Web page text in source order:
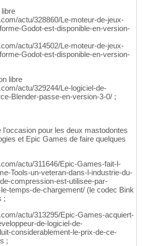
actu/328860/Le-moteur-de-jeux-
Godot-est-disponible-en-version-
actu/314502/Le-moteur-de-jeux-
Godot-est-disponible-en-version-
libre
actu/329244/Le-logiciel-de-
Blender-passe-en-version-3-0/ ;
l'occasion pour les deux mastodontes
et Epic Games de faire quelques
actu/311646/Epic-Games-fait-l-
Tools-un-veteran-dans-l-industrie-du-
compression-est-utilisee-par-
temps-de-chargement/ (le codec Bink
;
actu/313295/Epic-Games-acquiert-
de-logiciel-de-
considerablement-le-prix-de-ce-
;